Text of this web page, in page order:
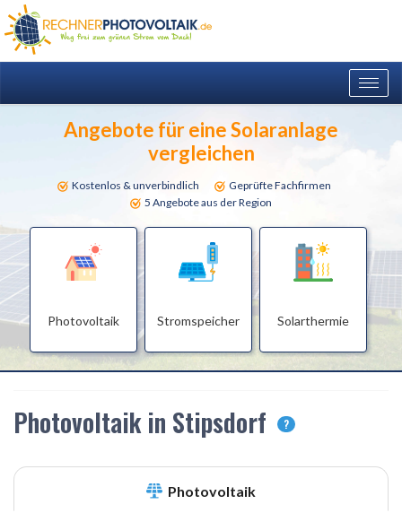
Angebote für eine Solaranlage
vergleichen
Kostenlos & unverbindlich
Geprüfte Fachfirmen
5 Angebote aus der Region
Photovoltaik Stromspeicher Solarthermie
Photovoltaik in Stipsdorf ?
Photovoltaik